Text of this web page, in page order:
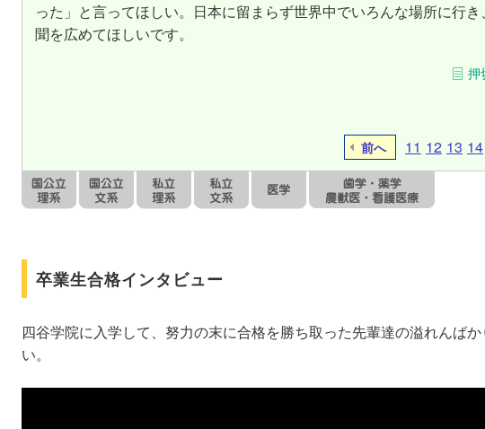
った」と言ってほしい。日本に留まらず世界中でいろんな場所に行
聞を広めてほしいです。
押
前へ 11 12 13 14
卒業生合格インタビュー
四谷学院に入学して、努力の末に合格を勝ち取った先輩達の溢れんば
い。